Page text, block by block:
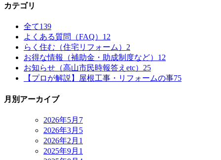
カテゴリ
全て139
よくある質問（FAQ） 12
らく住む（住宅リフォーム） 2
お得な情報（補助金・助成制度など） 12
お知らせ（高山市民時報答えetc） 25
【プロが解説】屋根工事・リフォームの事75
月別アーカイブ
2026年5月 7
2026年3月 5
2026年2月 1
2025年9月 1